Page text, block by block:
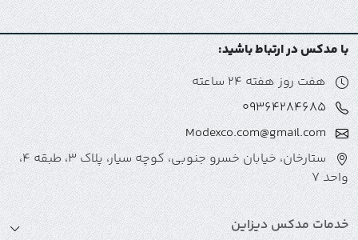
با مدکس در ارتباط باشید:
هفت روز هفته 24 ساعته
09364284685
Modexco.com@gmail.com
ستارخان، خیابان خسرو جنوبی، کوچه سیار، پلاک 3، طبقه 4،
واحد 7
خدمات مدکس دیزاین